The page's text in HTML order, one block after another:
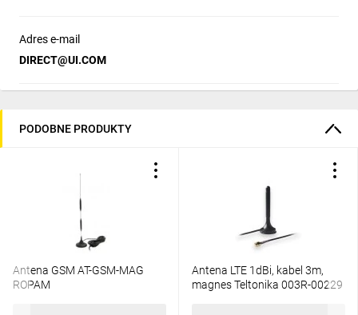
Adres e-mail
DIRECT@UI.COM
PODOBNE PRODUKTY
Antena GSM AT-GSM-MAG
ROPAM
Antena LTE 1dBi, kabel 3m,
magnes Teltonika 003R-00229